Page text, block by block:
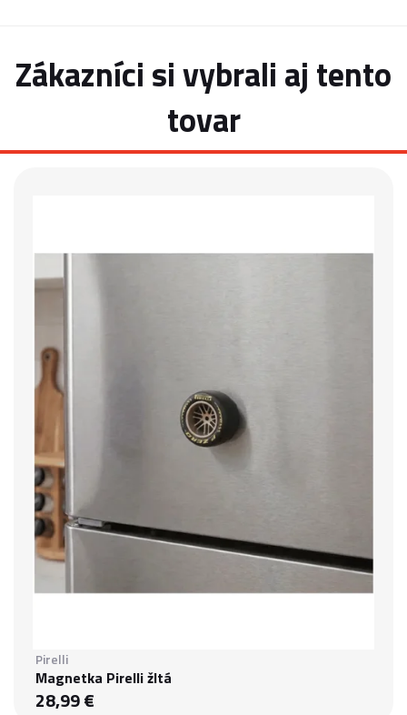
Zákazníci si vybrali aj tento
tovar
Pirelli
Magnetka Pirelli žltá
28,99 €